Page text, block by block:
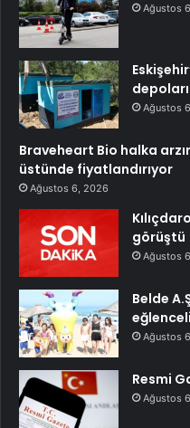
Ağustos
depoları
Ağustos
Braveheart Bio halka
üstünde fiyatlandırıyor
Ağustos 6, 2026
görüştü
Ağustos
Belde
Ağustos
Resmi
Ağustos